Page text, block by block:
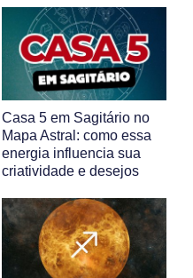
Casa 5 em Sagitário no
Mapa Astral: como essa
energia influencia sua
criatividade e desejos